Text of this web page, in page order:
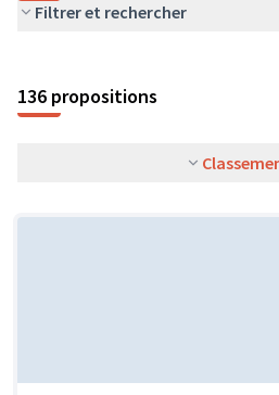
Filtrer et rechercher
136 propositions